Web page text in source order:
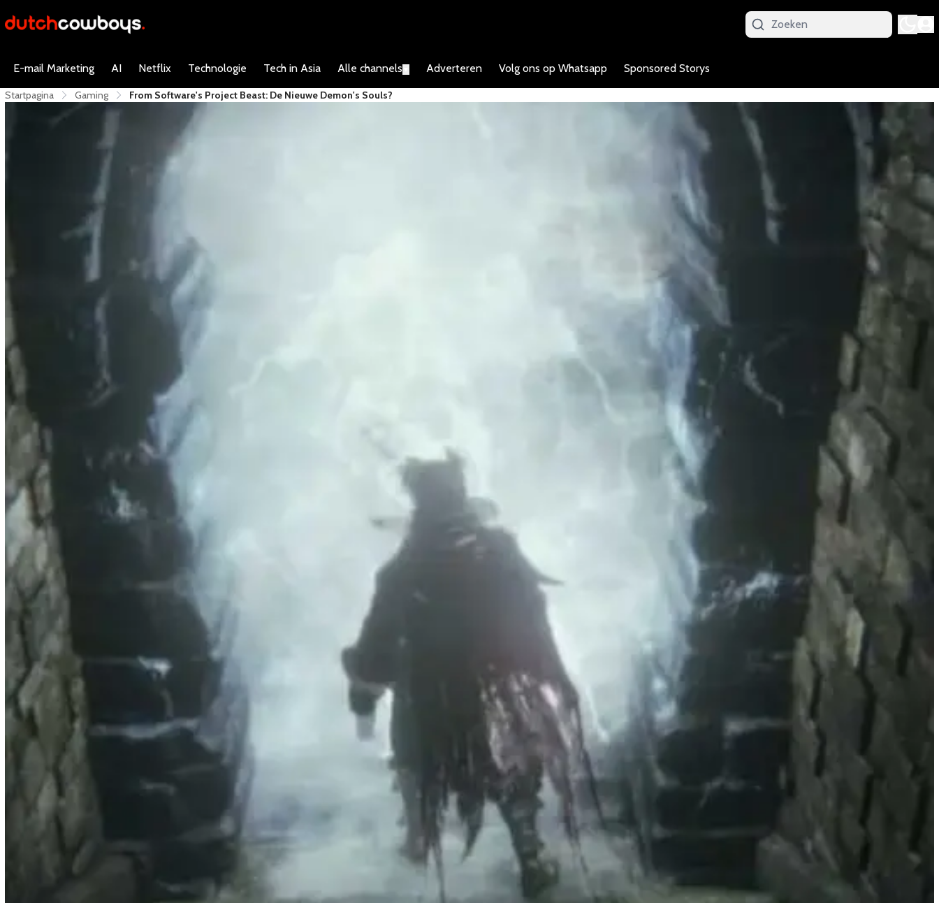
E-mail Marketing AI Netflix Technologie Tech in Asia Alle channels Adverteren Volg ons op Whatsapp Sponsored Storys
Startpagina Gaming From Software's Project Beast: De Nieuwe Demon's Souls?